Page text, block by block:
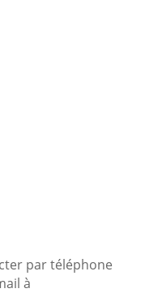
par téléphone
à